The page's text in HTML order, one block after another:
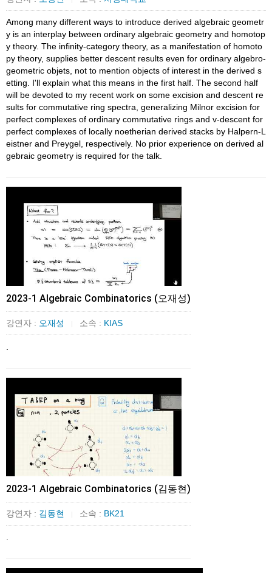
Among many different ways to introduce derived algebraic geometr
y is an interplay between ordinary algebraic geometry and homotop
y theory. The infinity-category theory, as a manifestation of homoto
py theory, supplies better descent results even for ordinary algebro-
geometric objets, not to mention objects of interest in the derived s
etting. I'll explain what this means in the first half. The second half
will be devoted to my recent work on some excision and descent re
sults for commutative ring spectra, generalizing Milnor excision for
perfect complexes of ordinary commutative rings and v-descent for
perfect complexes of locally noetherian derived stacks by Halpern-L
eistner and Preygel, respectively. No prior experience on derived al
gebraic geometry is required for the talk.
2023-1 Algebraic Combinatorics (오재성)
강연자 : 오재성 | 소속 : KIAS
2023-1 Algebraic Combinatorics (김동현)
강연자 : 김동현 소속 : BK21
.